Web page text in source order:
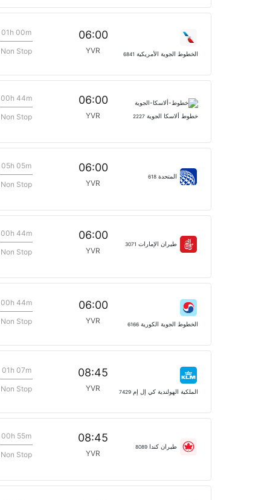
الخطوط الجوية الأمريكية 6841
06:00
YVR
01h 00m
Non Stop
خطوط ألاسكا الجوية 2227
06:00
YVR
00h 44m
Non Stop
المتحدة 618
06:00
YVR
05h 05m
Non Stop
طيران الإمارات 3071
06:00
YVR
00h 44m
Non Stop
الخطوط الجوية الكورية 6166
06:00
YVR
00h 44m
Non Stop
الملكية الهولندية كي إل إم 7429
08:45
YVR
01h 07m
Non Stop
طيران كندا 8089
08:45
YVR
00h 55m
Non Stop